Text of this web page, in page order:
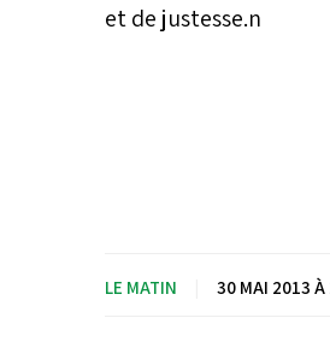
et de justesse.n
LE MATIN 30 MAI 2013 À